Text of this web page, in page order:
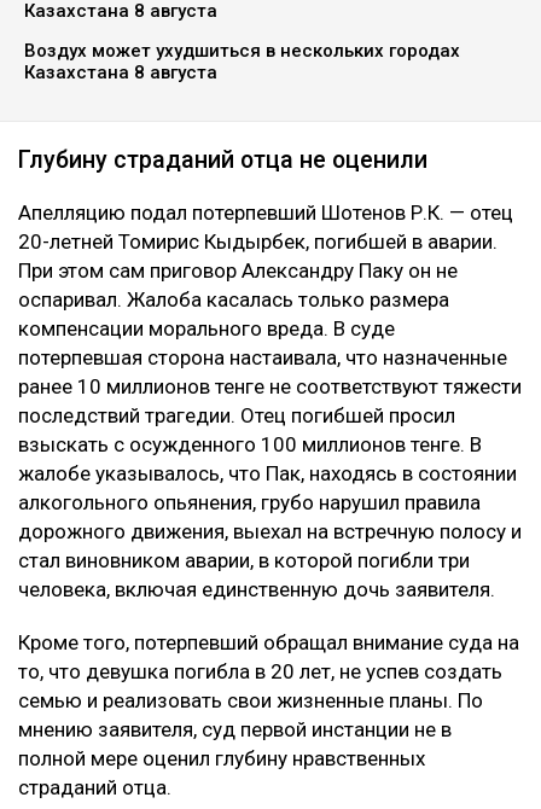
Казахстана 8 августа
Воздух может ухудшиться в нескольких городах
Казахстана 8 августа
Глубину страданий отца не оценили
Апелляцию подал потерпевший Шотенов Р.К. — отец
20-летней Томирис Кыдырбек, погибшей в аварии.
При этом сам приговор Александру Паку он не
оспаривал. Жалоба касалась только размера
компенсации морального вреда. В суде
потерпевшая сторона настаивала, что назначенные
ранее 10 миллионов тенге не соответствуют тяжести
последствий трагедии. Отец погибшей просил
взыскать с осужденного 100 миллионов тенге. В
жалобе указывалось, что Пак, находясь в состоянии
алкогольного опьянения, грубо нарушил правила
дорожного движения, выехал на встречную полосу и
стал виновником аварии, в которой погибли три
человека, включая единственную дочь заявителя.
Кроме того, потерпевший обращал внимание суда на
то, что девушка погибла в 20 лет, не успев создать
семью и реализовать свои жизненные планы. По
мнению заявителя, суд первой инстанции не в
полной мере оценил глубину нравственных
страданий отца.